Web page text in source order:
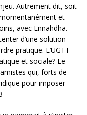
Autrement dit, soit
et
avec Ennahdha.
d’une solution
pratique. L’UGTT
et sociale? Le
qui, forts de
pour imposer